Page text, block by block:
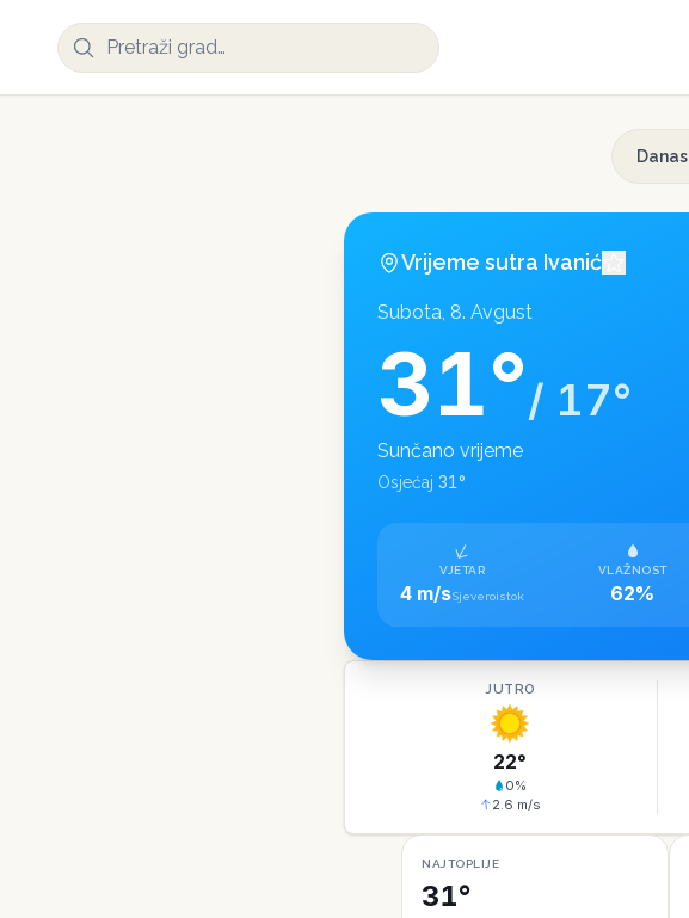
Danas
Vrijeme sutra Ivanić
Subota, 8. Avgust
31°/ 17°
Sunčano vrijeme
Osjećaj 31°
VJETAR
4 m/sSjeveroistok
VLAŽNOST
62%
JUTRO
22°
0%
2.6 m/s
NAJTOPLIJE
31°